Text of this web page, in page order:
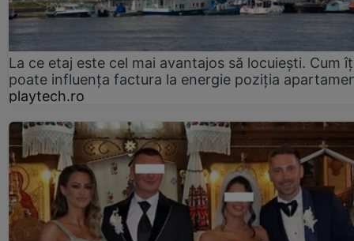
La ce etaj este cel mai avantajos să locuiești. Cum
poate influența factura la energie poziția
playtech.ro